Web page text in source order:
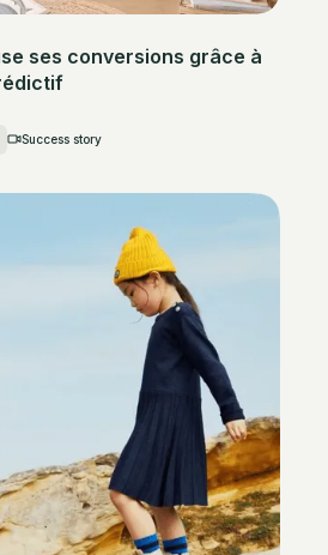
ses conversions grâce à
Success story